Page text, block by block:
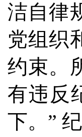
洁自律
党组织
约束。
有违反
下。”